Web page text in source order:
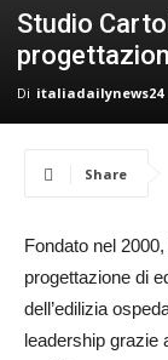
Studio
Di italiadailynews24
Share
Fondato nel
progettazione di
dell’edilizia
leadership grazie